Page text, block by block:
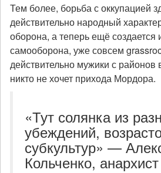
Тем более, борьба с оккупацией
действительно народный
оборона, а теперь ещё создается
самооборона, уже совсем
действительно мужики с районов
никто не хочет прихода Мордора.
«Тут солянка из
убеждений,
субкультур» —
Кольченко,